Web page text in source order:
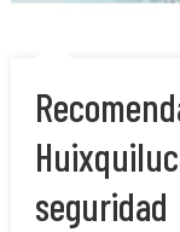
seguridad